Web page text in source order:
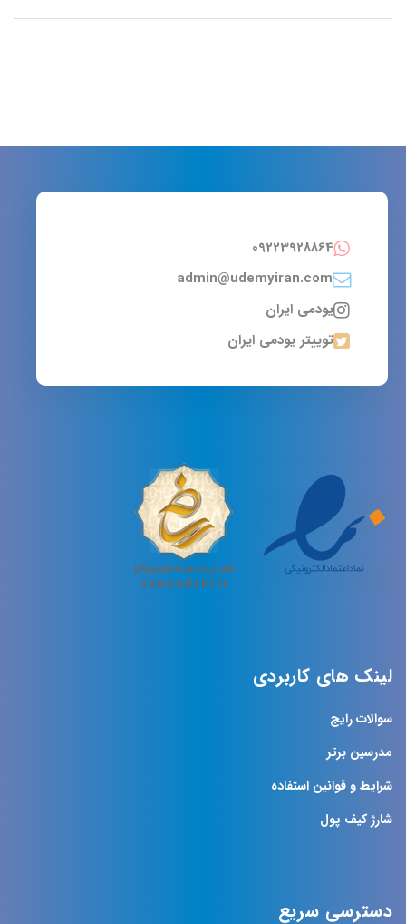
09223928864
admin@udemyiran.com
یودمی ایران
توییتر یودمی ایران
لینک های کاربردی
سوالات رایج
مدرسین برتر
شرایط و قوانین استفاده
شارژ کیف پول
دسترسی سریع